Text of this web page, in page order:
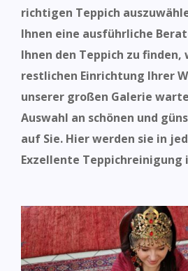
richtigen Teppich
Ihnen eine ausführliche
Ihnen den Teppich zu finden,
restlichen Einrichtung Ihrer
unserer großen Galerie
Auswahl an schönen und
auf Sie. Hier werden sie in
Exzellente Teppichreinigung